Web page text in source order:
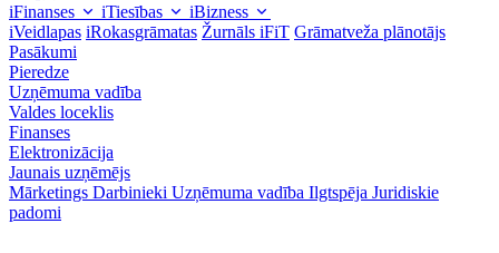
iFinanses iTiesības
iBizness
iVeidlapas iRokasgrāmatas Žurnāls iFiT Grāmatveža plānotājs
Pasākumi
Pieredze
Uzņēmuma vadība
Valdes loceklis
Finanses
Elektronizācija
Jaunais uzņēmējs
Mārketings Darbinieki Uzņēmuma vadība Ilgtspēja Juridiskie
padomi